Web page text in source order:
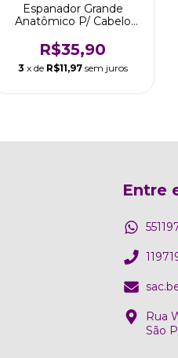
Espanador Grande
Anatômico P/ Cabelo
Boni
R$35,90
3 x de R$11,97 sem juros
Entre
Rua
São